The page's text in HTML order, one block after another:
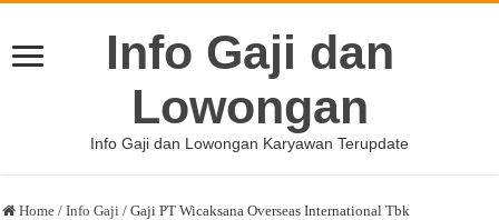
Info Gaji dan
Lowongan
Info Gaji dan Lowongan Karyawan Terupdate
Home / Info Gaji / Gaji PT Wicaksana Overseas International Tbk